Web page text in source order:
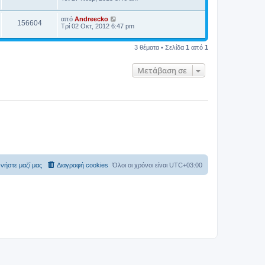
ς
η
η
156604 από Andreecko
Τρί 02 Οκτ, 2012 6:47 pm
3 θέματα • Σελίδα 1 από 1
Μετάβαση σε
Όλοι οι χρόνοι είναι UTC+03:00
Διαγραφή cookies
μαζί μας